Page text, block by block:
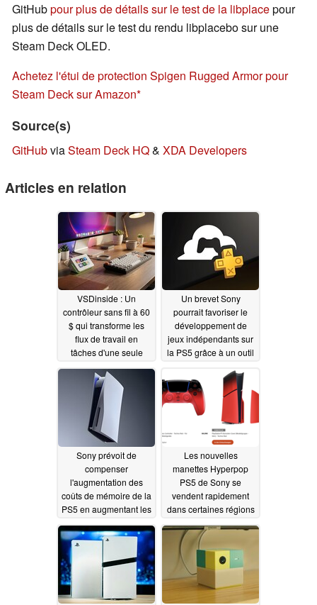
GitHubpour plus de détails sur le test de la libplacepour
plus de détails sur le test du rendu libplacebo sur une
Steam Deck OLED.
Achetez l'étui de protection Spigen Rugged Armor pour
Steam Deck sur Amazon
Source(s)
GitHubviaSteam Deck HQ& XDA Developers
Articles en relation
VSDinside : Un
contrôleur sans fil à 60
$ qui transforme les
flux de travail en
tâches d'une seule
touche03/28/2026
Un brevet Sony
pourrait favoriser le
développement de
jeux indépendants sur
la PS5 grâce à un outil
l'IA générative
02/18/2026
Sony prévoit de
compenser
l'augmentation des
coûts de mémoire de la
PS5 en augmentant les
revenus des
utilisateurs existants,
ce qui pourrait
entraîner une hausse
des prix du PS Plus
02/18/2026
Les nouvelles
manettes Hyperpop
PS5 de Sony se
vendent rapidement
dans certaines régions
01/18/2026